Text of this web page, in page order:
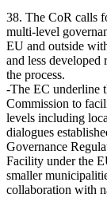
38. The CoR calls
multi-level
EU and outside
and less developed
the process.
-The EC underline
Commission to
levels including
dialogues
Governance
Facility under the
smaller
collaboration with